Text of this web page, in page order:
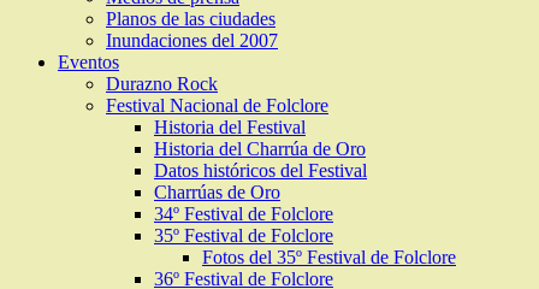
Planos de las ciudades
Inundaciones del 2007
Eventos
Durazno Rock
Festival Nacional de Folclore
Historia del Festival
Historia del Charrúa de Oro
Datos históricos del Festival
Charrúas de Oro
34º Festival de Folclore
35º Festival de Folclore
Fotos del 35º Festival de Folclore
36º Festival de Folclore